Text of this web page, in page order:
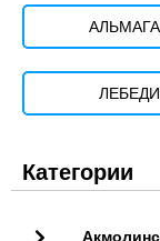
Категории